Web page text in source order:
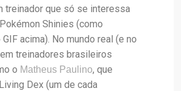
treinador que só se interessa
Shinies (como
acima). No mundo real (e no
treinadores brasileiros
o Matheus Paulino, que
Dex (um de cada